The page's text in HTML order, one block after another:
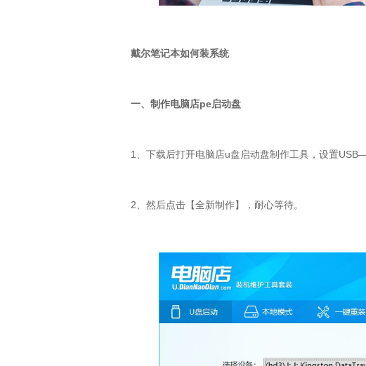
戴尔笔记本如何装系统
一、制作电脑店pe启动盘
1、下载后打开电脑店u盘启动盘制作工具，设置
2、然后点击【全新制作】，耐心等待。